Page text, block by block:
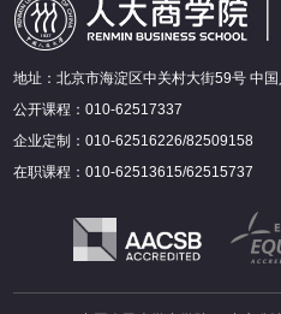
地址：北京市海淀区中关村大街59号 中
公开课程：010-62517337
企业定制：010-62516226/82509158
在职课程：010-62513615/62515737